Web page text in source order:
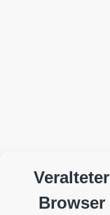
Veralteter
Browser